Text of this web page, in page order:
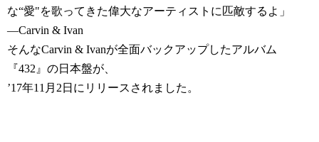
な“愛"を歌ってきた偉大なアーティストに匹敵するよ」
―Carvin & Ivan
そんなCarvin & Ivanが全面バックアップしたアルバム
『432』の日本盤が、
’17年11月2日にリリースされました。